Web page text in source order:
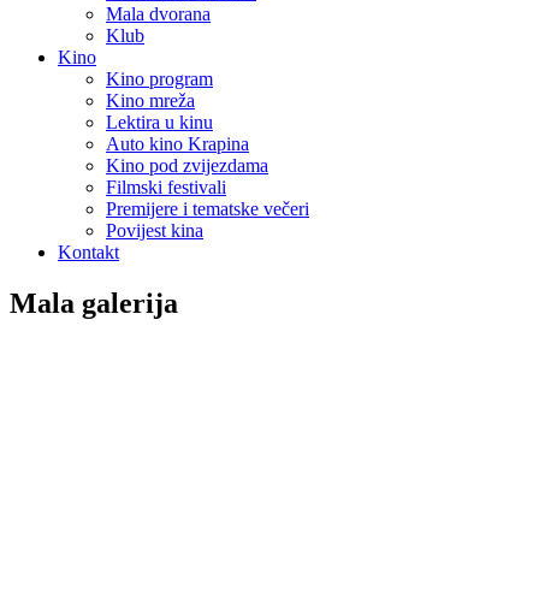
Mala dvorana
Klub
Kino
Kino program
Kino mreža
Lektira u kinu
Auto kino Krapina
Kino pod zvijezdama
Filmski festivali
Premijere i tematske večeri
Povijest kina
Kontakt
Mala galerija